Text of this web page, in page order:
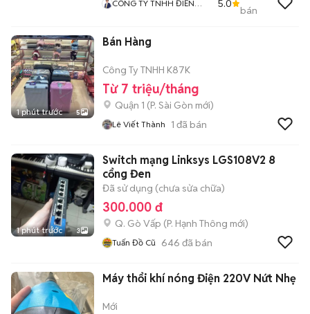
CÔNG TY TNHH ĐIỀN
5.0
bán
1 phút trước 5
Bán Hàng
Công Ty TNHH K87K
Từ 7 triệu/tháng
Quận 1 (P. Sài Gòn mới)
Lê Viết Thành 1 đã bán
1 phút trước 3
Switch mạng Linksys LGS108V2 8
cổng Đen
Đã sử dụng (chưa sửa chữa)
300.000 đ
Q. Gò Vấp (P. Hạnh Thông mới)
Tuấn Đồ Cũ 646 đã bán
Máy thổi khí nóng Điện 220V Nứt Nhẹ
Mới